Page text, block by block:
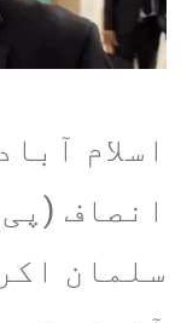
اسلام
انصاف